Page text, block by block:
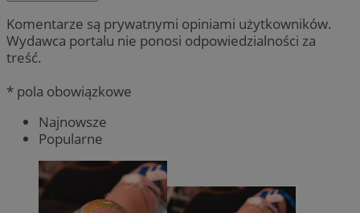
Komentarze są prywatnymi opiniami użytkowników.
Wydawca portalu nie ponosi odpowiedzialności za
treść.
* pola obowiązkowe
Najnowsze
Popularne